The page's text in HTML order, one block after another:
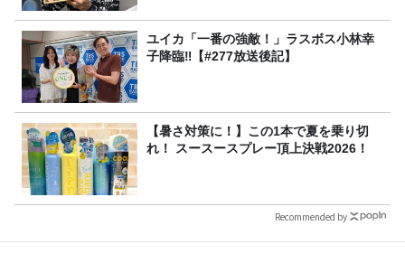
ユイカ「一番の強敵！」ラスボス小林幸
子降臨‼【#277放送後記】
【暑さ対策に！】この1本で夏を乗り切
れ！ スースースプレー頂上決戦2026！
Recommended by